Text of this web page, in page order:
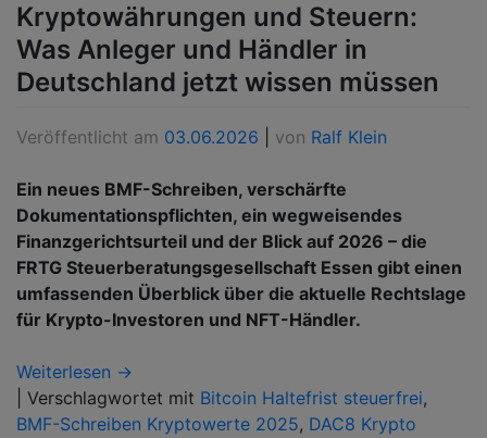
Kryptowährungen und Steuern:
Was Anleger und Händler in
Deutschland jetzt wissen müssen
Veröffentlicht am 03.06.2026 von Ralf Klein
Ein neues BMF-Schreiben, verschärfte
Dokumentationspflichten, ein wegweisendes
Finanzgerichtsurteil und der Blick auf 2026 – die
FRTG Steuerberatungsgesellschaft Essen gibt einen
umfassenden Überblick über die aktuelle Rechtslage
für Krypto-Investoren und NFT-Händler.
Weiterlesen →
Verschlagwortet mit Bitcoin Haltefrist steuerfrei,
BMF-Schreiben Kryptowerte 2025, DAC8 Krypto